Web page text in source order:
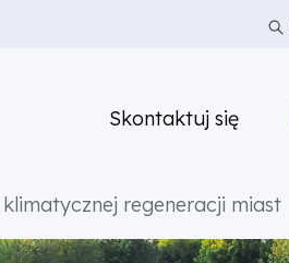
Skontaktuj się
regeneracji miast